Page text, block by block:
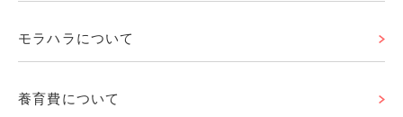
モラハラについて
養育費について